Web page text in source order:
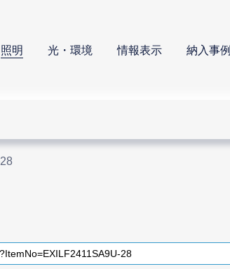
照明 光・環境 情報表示 納入事例